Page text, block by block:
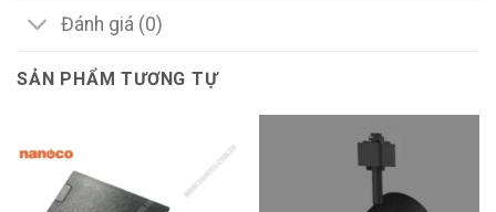
Đánh giá (0)
SẢN PHẨM TƯƠNG TỰ